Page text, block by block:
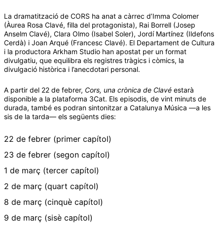
La dramatització de CORS ha anat a càrrec d’Imma Colomer
(Àurea Rosa Clavé, filla del protagonista), Rai Borrell (Josep
Anselm Clavé), Clara Olmo (Isabel Soler), Jordí Martínez (Ildefons
Cerdà) i Joan Arqué (Francesc Clavé). El Departament de Cultura
i la productora Arkham Studio han apostat per un format
divulgatiu, que equilibra els registres tràgics i còmics, la
divulgació històrica i l’anecdotari personal.
A partir del 22 de febrer, Cors, una crònica de Clavé estarà
disponible a la plataforma 3Cat. Els episodis, de vint minuts de
durada, també es podran sintonitzar a Catalunya Música —a les
sis de la tarda— els següents dies:
22 de febrer (primer capítol)
23 de febrer (segon capítol)
1 de març (tercer capítol)
2 de març (quart capítol)
8 de març (cinquè capítol)
9 de març (sisè capítol)